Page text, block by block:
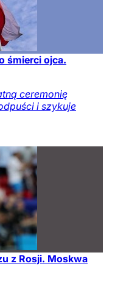
śmierci ojca.
ceremonię
i szykuje
z Rosji. Moskwa